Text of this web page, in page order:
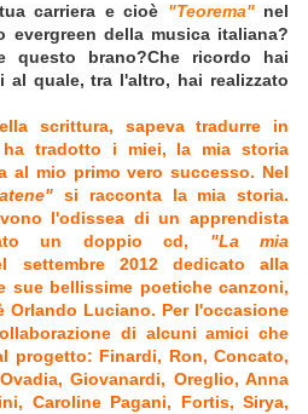
carriera e cioè "Teorema"nel
evergreen della musica italiana?
questo brano?Che ricordo hai
al quale, tra l'altro, hai realizzato
scrittura, sapeva tradurre in
tradotto i miei, la mia storia
al mio primo vero successo. Nel
si racconta la mia storia.
l'odissea di un apprendista
un doppio cd, "La mia
settembre 2012 dedicato alla
sue bellissime poetiche canzoni,
Orlando Luciano. Per l'occasione
di alcuni amici che
progetto: Finardi, Ron, Concato,
Giovanardi, Oreglio, Anna
Caroline Pagani, Fortis, Sirya,